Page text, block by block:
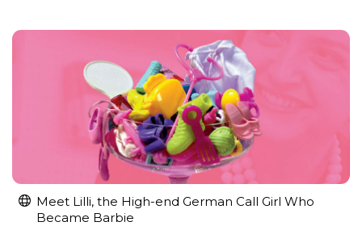
Meet Lilli, the High-end German Call Girl Who
Became Barbie